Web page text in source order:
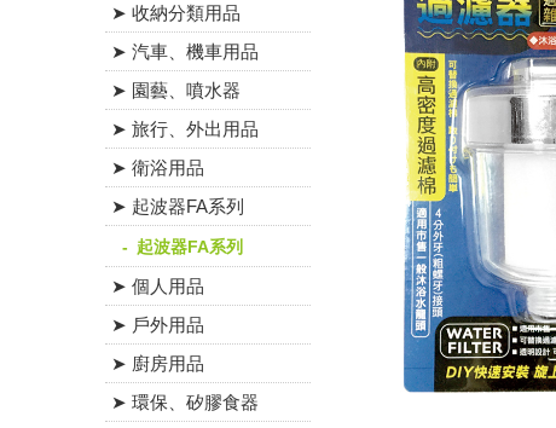
➤ 收納分類用品
➤ 汽車、機車用品
➤ 園藝、噴水器
➤ 旅行、外出用品
➤ 衛浴用品
➤ 起波器FA系列
起波器FA系列
➤ 個人用品
➤ 戶外用品
➤ 廚房用品
➤ 環保、矽膠食器